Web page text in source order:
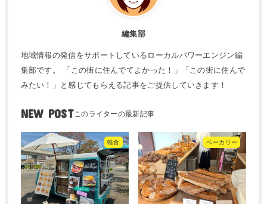
編集部
地域情報の発信をサポートしているローカルパワーエンジン編
集部です。 「この街に住んでてよかった！」「この街に住んで
みたい！」と感じてもらえる記事をご提供していきます！
NEW POST
軽食 ベーカリー